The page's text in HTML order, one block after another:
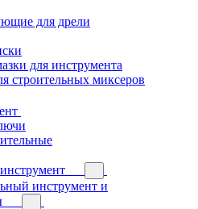
для дрели
для инструмента
строительных миксеров
инструмент и